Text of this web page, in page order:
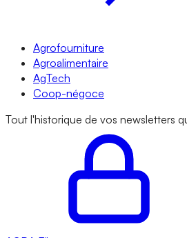
Agrofourniture
Agroalimentaire
AgTech
Coop-négoce
Tout l'historique de vos newsletters